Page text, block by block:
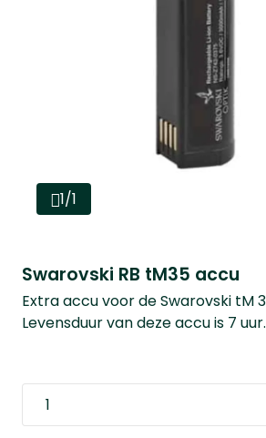
1/1
Swarovski RB tM35 accu
Extra accu voor de Swarovski tM
Levensduur van deze accu is 7 uur.